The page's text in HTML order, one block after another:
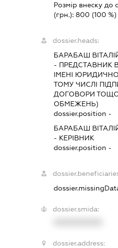
Розмір внеску до
(грн.):800 (100 %)
dossier.heads:
БАРАБАШ
- ПРЕДСТАВНИК
ІМЕНІ
ТОМУ ЧИСЛІ
ДОГОВОРИ
ОБМЕЖЕНЬ)
dossier.position -
БАРАБАШ
- КЕРІВНИК
dossier.position -
dossier.smida:
dossier.address: